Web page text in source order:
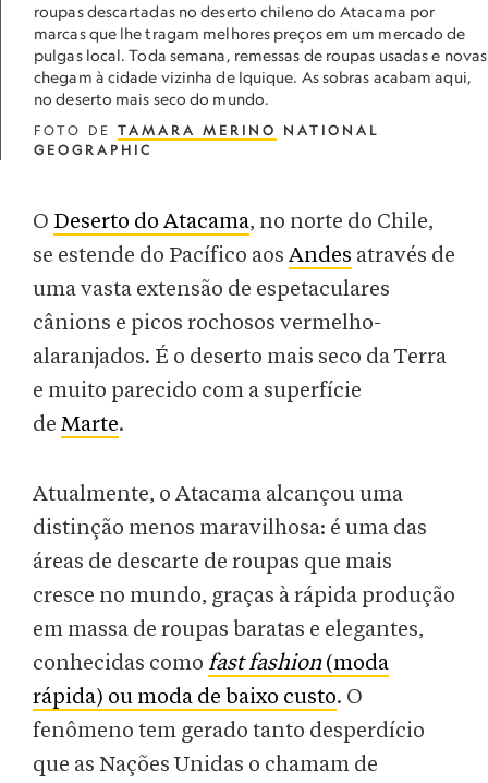
roupas descartadas no deserto chileno do Atacama por
marcas que lhe tragam melhores preços em um mercado de
pulgas local. Toda semana, remessas de roupas usadas e novas
chegam à cidade vizinha de Iquique. As sobras acabam aqui,
no deserto mais seco do mundo.
FOTO DE TAMARA MERINO
NATIONAL
GEOGRAPHIC
O Deserto do Atacama, no norte do Chile,
se estende do Pacífico aos Andes através de
uma vasta extensão de espetaculares
cânions e picos rochosos vermelho-
alaranjados. É o deserto mais seco da Terra
e muito parecido com a superfície
de Marte.
Atualmente, o Atacama alcançou uma
distinção menos maravilhosa: é uma das
áreas de descarte de roupas que mais
cresce no mundo, graças à rápida produção
em massa de roupas baratas e elegantes,
conhecidas como fast fashion(moda
rápida) ou moda de baixo custo. O
fenômeno tem gerado tanto desperdício
que as Nações Unidas o chamam de